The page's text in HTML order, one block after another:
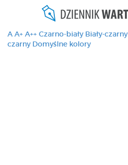
A A+ A++ Czarno-biały Biały-czarny
czarny Domyślne kolory